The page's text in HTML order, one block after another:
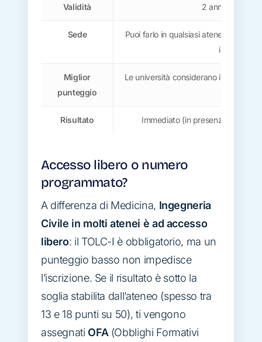
Validità 2 anni
Sede
Puoi farlo in qualsiasi ateneo, anche
iscriverai
Miglior
punteggio
Le università considerano il
Risultato Immediato (in presenza) o entro
Accesso libero o numero
programmato?
A differenza di Medicina, Ingegneria
Civile in molti atenei è ad accesso
libero: il TOLC-I è obbligatorio, ma un
punteggio basso non impedisce
l’iscrizione. Se il risultato è sotto la
soglia stabilita dall’ateneo (spesso tra
13 e 18 punti su 50), ti vengono
assegnati OFA(Obblighi Formativi